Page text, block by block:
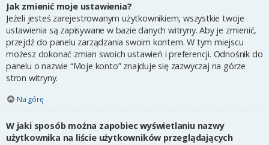
Jak zmienić moje ustawienia?
Jeżeli jesteś zarejestrowanym użytkownikiem, wszystkie twoje
ustawienia są zapisywane w bazie danych witryny. Aby je zmienić,
przejdź do panelu zarządzania swoim kontem. W tym miejscu
możesz dokonać zmian swoich ustawień i preferencji. Odnośnik do
panelu o nazwie “Moje konto” znajduje się zazwyczaj na górze
stron witryny.
Na górę
W jaki sposób można zapobiec wyświetlaniu nazwy
użytkownika na liście użytkowników przeglądających